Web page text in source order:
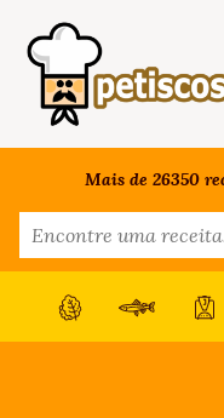
Mais de 26350